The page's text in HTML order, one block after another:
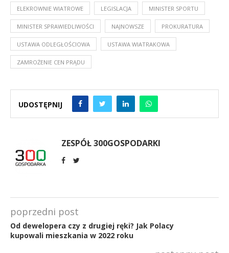
ELEKROWNIE WIATROWE LEGISLACJA MINISTER SPORTU
MINISTER SPRAWIEDLIWOŚCI NAJNOWSZE PROKURATURA
USTAWA ODLEGŁOŚCIOWA USTAWA WIATRAKOWA
ZAMROŻENIE CEN PRĄDU
UDOSTĘPNIJ
ZESPÓŁ 300GOSPODARKI
poprzedni post
Od dewelopera czy z drugiej ręki? Jak Polacy
kupowali mieszkania w 2022 roku